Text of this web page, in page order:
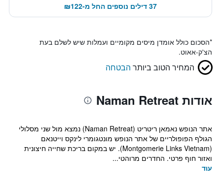
37 דילים נוספים החל מ-₪122
*הסכום כולל אומדן מיסים מקומיים ועמלות שיש לשלם בעת
הצ'ק-אאוט.
המחיר הטוב ביותר הבטחה
אודות Naman Retreat
אתר הנופש נאמאן ריטריט (Naman Retreat) נמצא מול שני מסלולי
הגולף הפופולריים של אתר הנופש מונטגומרי לינקס וייטנאם
(Montgomerie Links Vietnam). יש במקום בריכת שחייה חיצונית
ואזור חוף פרטי. החדרים מרוהטי...
עוד